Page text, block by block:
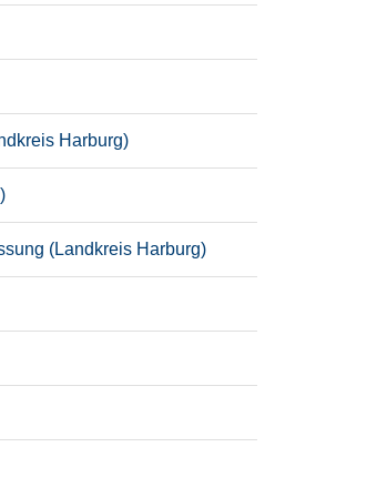
Harburg)
(Landkreis Harburg)